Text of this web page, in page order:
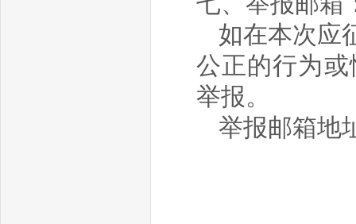
如在本次应
公正的行为
举报。
举报邮箱地